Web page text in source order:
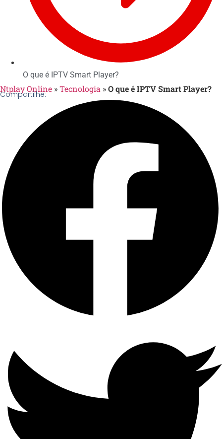
O que é IPTV Smart Player?
Ntplay Online »Tecnologia »O que é IPTV Smart Player?
Compartilhe: